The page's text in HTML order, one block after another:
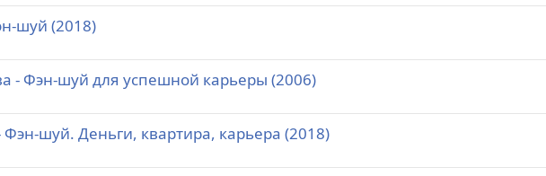
шуй (2018)
- Фэн-шуй для успешной карьеры (2006)
Фэн-шуй. Деньги, квартира, карьера (2018)